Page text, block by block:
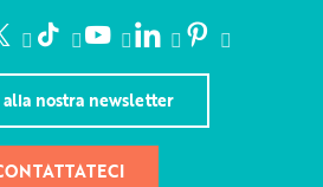
nostra newsletter